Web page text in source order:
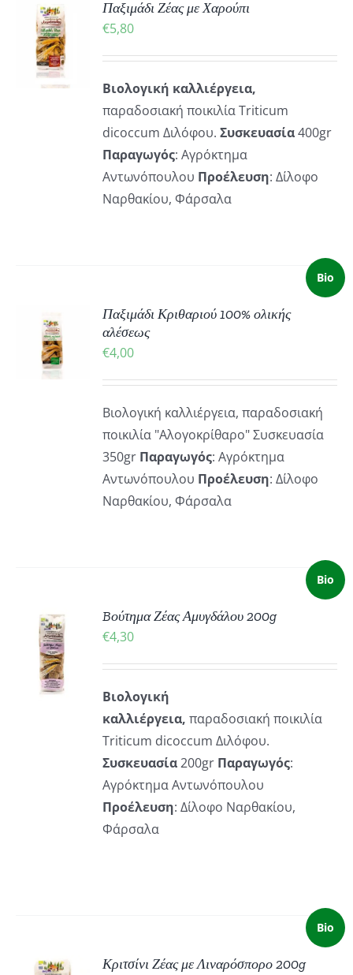
Παξιμάδι Ζέας με Χαρούπι
€5,80
Βιολογική καλλιέργεια,
παραδοσιακή ποικιλία Τriticum
dicoccum Διλόφου.Συσκευασία400gr
Παραγωγός: Αγρόκτημα
Αντωνόπουλου Προέλευση: Δίλοφο
Ναρθακίου, Φάρσαλα
Bio
Παξιμάδι Κριθαριού 100% ολικής
αλέσεως
€4,00
Βιολογική καλλιέργεια, παραδοσιακή
ποικιλία "Αλογοκρίθαρο" Συσκευασία
350gr Παραγωγός: Αγρόκτημα
Αντωνόπουλου Προέλευση: Δίλοφο
Ναρθακίου, Φάρσαλα
Bio
Bούτημα Ζέας Αμυγδάλου 200g
€4,30
Βιολογική
καλλιέργεια, παραδοσιακή ποικιλία
Τriticum dicoccum Διλόφου.
Συσκευασία200gr Παραγωγός:
Αγρόκτημα Αντωνόπουλου
Προέλευση: Δίλοφο Ναρθακίου,
Φάρσαλα
Bio
Κριτσίνι Ζέας με Λιναρόσπορο 200g